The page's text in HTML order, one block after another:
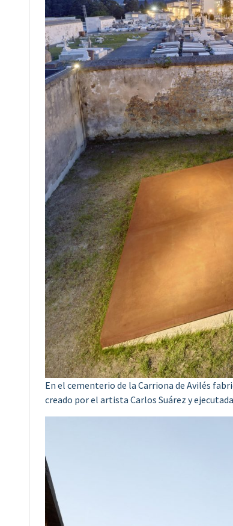
En el cementerio de la Carriona de Avilés
creado por el artista Carlos Suárez y